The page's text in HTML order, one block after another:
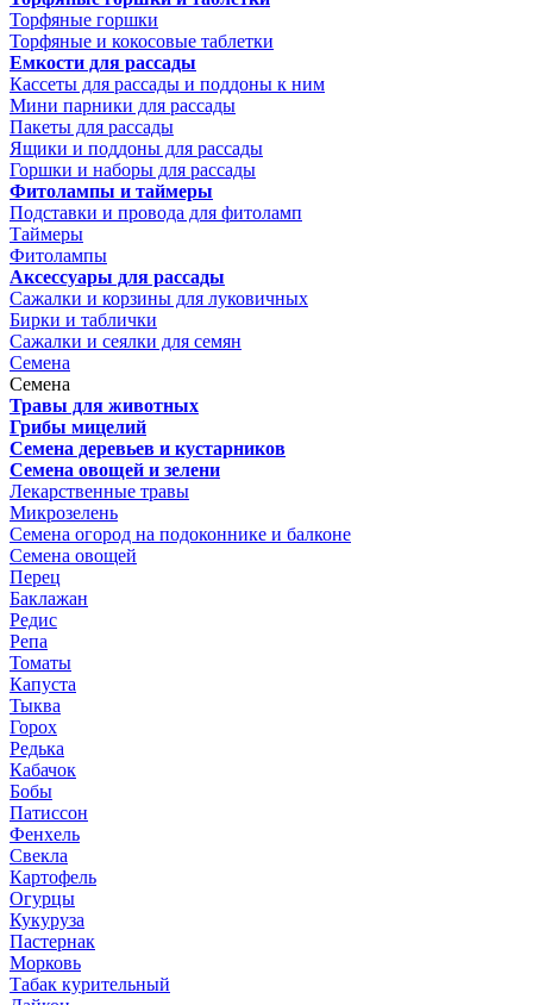
Торфяные горшки
Торфяные и кокосовые таблетки
Емкости для рассады
Кассеты для рассады и поддоны к ним
Мини парники для рассады
Пакеты для рассады
Ящики и поддоны для рассады
Горшки и наборы для рассады
Фитолампы и таймеры
Подставки и провода для фитоламп
Таймеры
Фитолампы
Аксессуары для рассады
Сажалки и корзины для луковичных
Бирки и таблички
Сажалки и сеялки для семян
Семена
Семена
Травы для животных
Грибы мицелий
Семена деревьев и кустарников
Семена овощей и зелени
Лекарственные травы
Микрозелень
Семена огород на подоконнике и балконе
Семена овощей
Перец
Баклажан
Редис
Репа
Томаты
Капуста
Тыква
Горох
Редька
Кабачок
Бобы
Патиссон
Фенхель
Свекла
Картофель
Огурцы
Кукуруза
Пастернак
Морковь
Табак курительный